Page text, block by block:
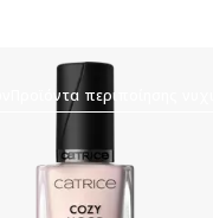
Προϊόντα περιποίησης